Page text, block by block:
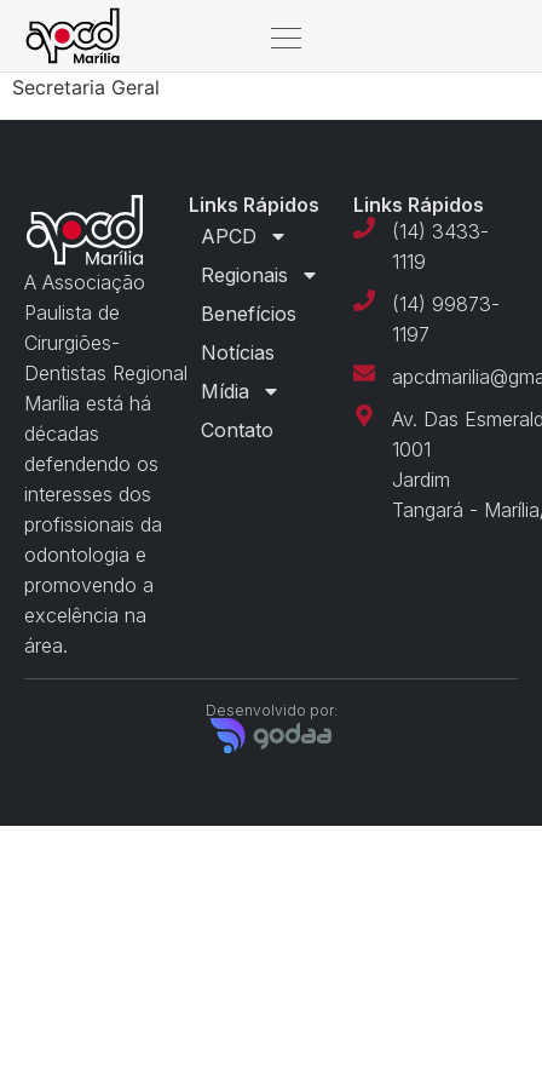
Secretaria Geral
A Associação
Paulista de
Cirurgiões-
Dentistas Regional
Marília está há
décadas
defendendo os
interesses dos
profissionais da
odontologia e
promovendo a
excelência na
área.
Links Rápidos
APCD
Regionais
Benefícios
Notícias
Mídia
Contato
Links Rápidos
(14) 3433-
1119
(14) 99873-
1197
Av. Das
1001
Jardim
Tangará -
Desenvolvido por: